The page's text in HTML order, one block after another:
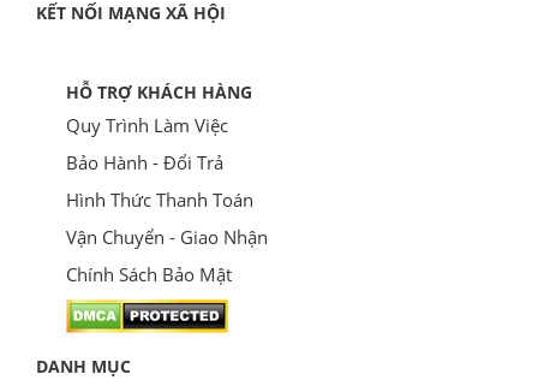
KẾT NỐI MẠNG XÃ HỘI
HỖ TRỢ KHÁCH HÀNG
Quy Trình Làm Việc
Bảo Hành - Đổi Trả
Hình Thức Thanh Toán
Vận Chuyển - Giao Nhận
Chính Sách Bảo Mật
DANH MỤC